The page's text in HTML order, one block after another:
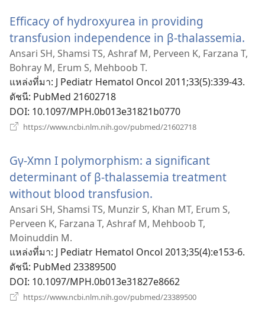
Efficacy of hydroxyurea in providing
transfusion independence in β-thalassemia.
หน้
Ansari SH, Shamsi TS, Ashraf M, Perveen K, Farzana T,
Bohray M, Erum S, Mehboob T.
แหล่งที่มา‎: J Pediatr Hematol Oncol 2011;33(5):339-43.
ดัชนี‎: PubMed 21602718
DOI‎: 10.1097/MPH.0b013e31821b0770
https://www.ncbi.nlm.nih.gov/pubmed/21602718
Gγ-Xmn I polymorphism: a significant
determinant of β-thalassemia treatment
without blood transfusion.
หน้าต่าง
ใหม่)
Ansari SH, Shamsi TS, Munzir S, Khan MT, Erum S,
Perveen K, Farzana T, Ashraf M, Mehboob T,
Moinuddin M.
แหล่งที่มา‎: J Pediatr Hematol Oncol 2013;35(4):e153-6.
ดัชนี‎: PubMed 23389500
DOI‎: 10.1097/MPH.0b013e31827e8662
https://www.ncbi.nlm.nih.gov/pubmed/23389500